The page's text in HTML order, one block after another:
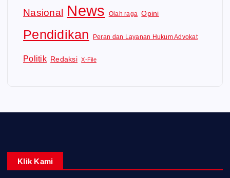
Nasional News Olah raga Opini
Pendidikan Peran dan Layanan Hukum Advokat
Politik Redaksi X-File
Klik Kami